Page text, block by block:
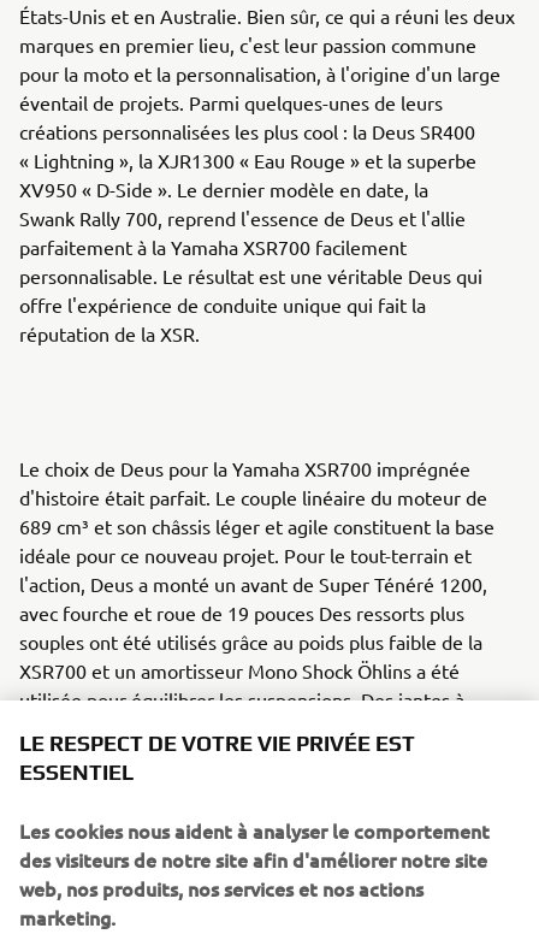
États-Unis et en Australie. Bien sûr, ce qui a réuni les deux
marques en premier lieu, c'est leur passion commune
pour la moto et la personnalisation, à l'origine d'un large
éventail de projets. Parmi quelques-unes de leurs
créations personnalisées les plus cool : la Deus SR400
« Lightning », la XJR1300 « Eau Rouge » et la superbe
XV950 « D-Side ». Le dernier modèle en date, la
Swank Rally 700, reprend l'essence de Deus et l'allie
parfaitement à la Yamaha XSR700 facilement
personnalisable. Le résultat est une véritable Deus qui
offre l'expérience de conduite unique qui fait la
réputation de la XSR.
Le choix de Deus pour la Yamaha XSR700 imprégnée
d'histoire était parfait. Le couple linéaire du moteur de
689 cm³ et son châssis léger et agile constituent la base
idéale pour ce nouveau projet. Pour le tout-terrain et
l'action, Deus a monté un avant de Super Ténéré 1200,
avec fourche et roue de 19 pouces Des ressorts plus
souples ont été utilisés grâce au poids plus faible de la
XSR700 et un amortisseur Mono Shock Öhlins a été
utilisée pour équilibrer les suspensions. Des jantes à
rayons sans chambre à air Kineo ont été montées avec des
pneus Metzeler Karoo pour une adhérence maximale sur
terre.
Le travail sur mesure comprend un réservoir en aluminium
frappé, une selle faite à la main ainsi qu'une plaque de
protection en aluminium sur-mesure. Les gardes-boue
avant et arrière Acerbis ont été ajoutés. Les supports en
LE RESPECT DE VOTRE VIE PRIVÉE EST
ESSENTIEL
Les cookies nous aident à analyser le comportement
des visiteurs de notre site afin d'améliorer notre site
web, nos produits, nos services et nos actions
marketing.